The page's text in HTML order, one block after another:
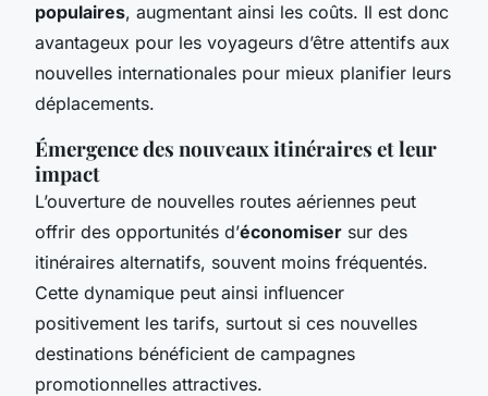
populaires, augmentant ainsi les coûts. Il est donc
avantageux pour les voyageurs d’être attentifs aux
nouvelles internationales pour mieux planifier leurs
déplacements.
Émergence des nouveaux itinéraires et leur
impact
L’ouverture de nouvelles routes aériennes peut
offrir des opportunités d’économiser sur des
itinéraires alternatifs, souvent moins fréquentés.
Cette dynamique peut ainsi influencer
positivement les tarifs, surtout si ces nouvelles
destinations bénéficient de campagnes
promotionnelles attractives.